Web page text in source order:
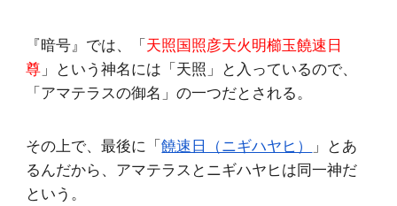
『暗号』では、「天照国照彦天火明櫛玉饒速日
尊 」という神名には「天照」と入っているので、
「アマテラスの御名」の一つだとされる。
その上で、最後に「饒速日（ニギハヤヒ）
」とあ
るんだから、アマテラスとニギハヤヒは同一神だ
という。